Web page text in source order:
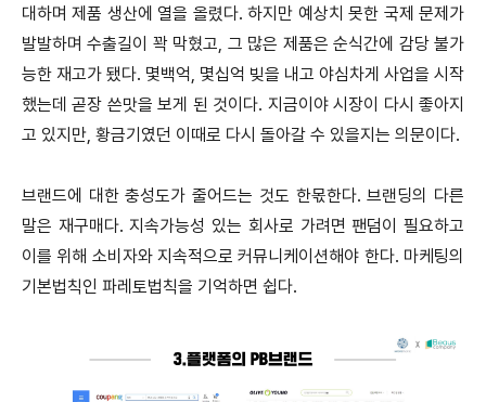
대하며 제품 생산에 열을 올렸다. 하지만 예상치 못한 국제 문제가
발발하며 수출길이 꽉 막혔고, 그 많은 제품은 순식간에 감당 불가
능한 재고가 됐다. 몇백억, 몇십억 빚을 내고 야심차게 사업을 시작
했는데 곧장 쓴맛을 보게 된 것이다. 지금이야 시장이 다시 좋아지
고 있지만, 황금기였던 이때로 다시 돌아갈 수 있을지는 의문이다.
브랜드에 대한 충성도가 줄어드는 것도 한몫한다. 브랜딩의 다른
말은 재구매다. 지속가능성 있는 회사로 가려면 팬덤이 필요하고
이를 위해 소비자와 지속적으로 커뮤니케이션해야 한다. 마케팅의
기본법칙인 파레토법칙을 기억하면 쉽다.